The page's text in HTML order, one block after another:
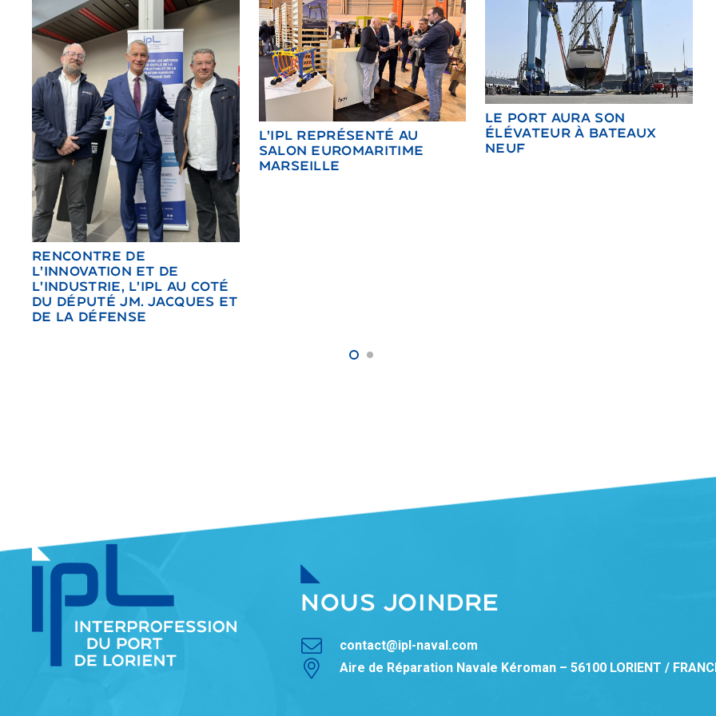
RENCONTRE DE
L’INNOVATION ET DE
L’INDUSTRIE, L’IPL AU COTÉ
DU DÉPUTÉ JM. JACQUES ET
DE LA DÉFENSE
L’IPL REPRÉSENTÉ AU
SALON EUROMARITIME
MARSEILLE
LE PORT AURA SON
ÉLÉVATEUR À BATEAUX
NEUF
NOUS JOINDRE
contact@ipl-naval.com
Aire de Réparation Navale Kéroman – 56100 LORIENT /